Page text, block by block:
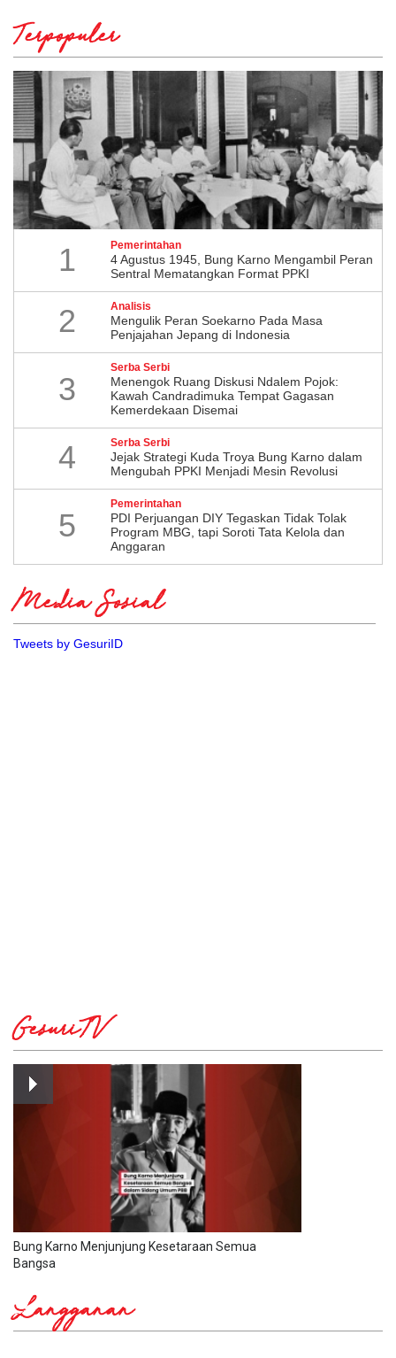
Terpopuler
1 Pemerintahan
4 Agustus 1945, Bung Karno Mengambil Peran
Sentral Mematangkan Format PPKI
2 Analisis
Mengulik Peran Soekarno Pada Masa
Penjajahan Jepang di Indonesia
3
Serba Serbi
Menengok Ruang Diskusi Ndalem Pojok:
Kawah Candradimuka Tempat Gagasan
Kemerdekaan Disemai
4 Serba Serbi
Jejak Strategi Kuda Troya Bung Karno dalam
Mengubah PPKI Menjadi Mesin Revolusi
5
Pemerintahan
PDI Perjuangan DIY Tegaskan Tidak Tolak
Program MBG, tapi Soroti Tata Kelola dan
Anggaran
Media Sosial
Tweets by GesuriID
GesuriTV
Bung Karno Menjunjung Kesetaraan Semua
Bangsa
Langganan